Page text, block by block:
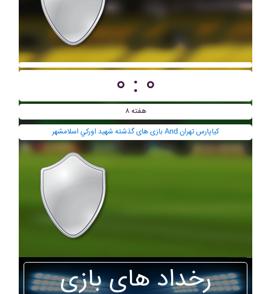
۰ : ۰
هفته ۸
بازی های گذشته شهيد اورکي اسلامشهر And کياپارس تهران
رخداد های بازی